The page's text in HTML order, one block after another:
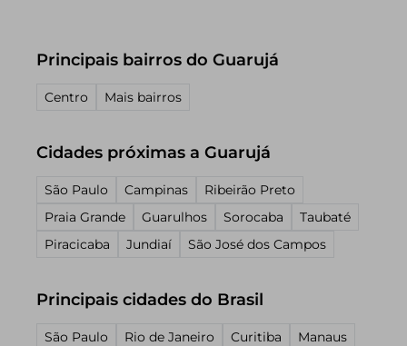
Principais bairros do Guarujá
Centro Mais bairros
Cidades próximas a Guarujá
São Paulo Campinas
Ribeirão Preto
Praia Grande
Guarulhos Sorocaba
Taubaté
Piracicaba
Jundiaí São José dos Campos
Principais cidades do Brasil
São Paulo Rio de Janeiro Curitiba
Manaus